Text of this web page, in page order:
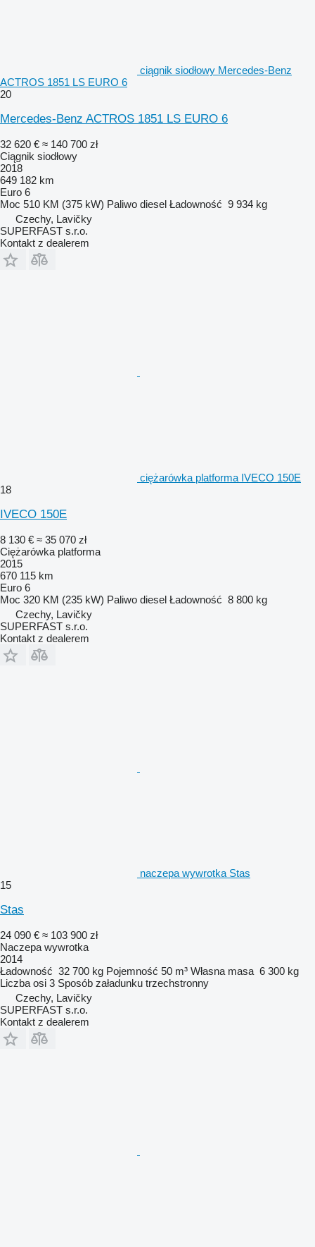
ciągnik siodłowy Mercedes-Benz
ACTROS 1851 LS EURO 6
20
Mercedes-Benz ACTROS 1851 LS EURO 6
32 620 € ≈ 140 700 zł
Ciągnik siodłowy
2018
649 182 km
Euro 6
Moc 510 KM (375 kW) Paliwo diesel Ładowność 9 934 kg
Czechy, Lavičky
SUPERFAST s.r.o.
Kontakt z dealerem
ciężarówka platforma IVECO 150E
18
IVECO 150E
8 130 € ≈ 35 070 zł
Ciężarówka platforma
2015
670 115 km
Euro 6
Moc 320 KM (235 kW) Paliwo diesel Ładowność 8 800 kg
Czechy, Lavičky
SUPERFAST s.r.o.
Kontakt z dealerem
naczepa wywrotka Stas
15
Stas
24 090 € ≈ 103 900 zł
Naczepa wywrotka
2014
Ładowność 32 700 kg Pojemność 50 m³ Własna masa 6 300 kg
Liczba osi 3 Sposób załadunku trzechstronny
Czechy, Lavičky
SUPERFAST s.r.o.
Kontakt z dealerem